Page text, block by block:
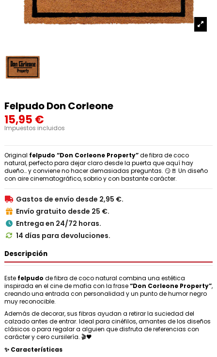
Felpudo Don Corleone
15,95 €
Impuestos incluidos
Original felpudo “Don Corleone Property”de fibra de coco
natural, perfecto para dejar claro desde la puerta que aquí hay
dueño… y conviene no hacer demasiadas preguntas. 😏🚪 Un diseño
con aire cinematográfico, sobrio y con bastante carácter.
 Gastos de envío desde 2,95 €.
 Envío gratuito desde 25 €.
 Entrega en 24/72 horas.
 14 días para devoluciones.
Descripción
Este felpudo de fibra de coco natural combina una estética
inspirada en el cine de mafia con la frase“Don Corleone Property”,
creando una entrada con personalidad y un punto de humor negro
muy reconocible.
Además de decorar, sus fibras ayudan a retirar la suciedad del
calzado antes de entrar. Ideal para cinéfilos, amantes de los diseños
clásicos o para regalar a alguien que disfruta de referencias con
carácter y cero cursilería. 🎬🖤
✨ Características